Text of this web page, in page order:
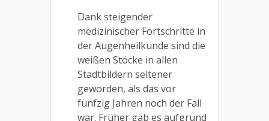
Dank steigender
medizinischer Fortschritte in
der Augenheilkunde sind die
weißen Stöcke in allen
Stadtbildern seltener
geworden, als das vor
fünfzig Jahren noch der Fall
war. Früher gab es aufgrund